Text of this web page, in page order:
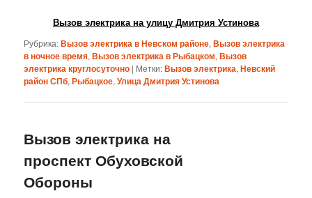
Вызов электрика на улицу Дмитрия Устинова
Рубрика:Вызов электрика в Невском районе,Вызов электрика
в ночное время,Вызов электрика в Рыбацком,Вызов
электрика круглосуточно | Метки:Вызов электрика,Невский
район СПб,Рыбацкое,Улица Дмитрия Устинова
Вызов электрика на
проспект Обуховской
Обороны